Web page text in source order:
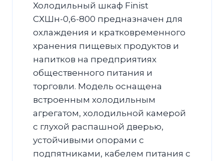
Холодильный шкаф Finist
CХШн-0,6-800 предназначен для
охлаждения и кратковременного
хранения пищевых продуктов и
напитков на предприятиях
общественного питания и
торговли. Модель оснащена
встроенным холодильным
агрегатом, холодильной камерой
с глухой распашной дверью,
устойчивыми опорами с
подпятниками, кабелем питания с